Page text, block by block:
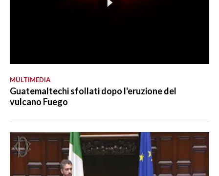
MULTIMEDIA
Guatemaltechi sfollati dopo l'eruzione del
vulcano Fuego